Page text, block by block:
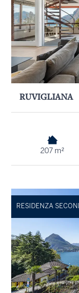
RUVIGLIANA
207 m²
RESIDENZA